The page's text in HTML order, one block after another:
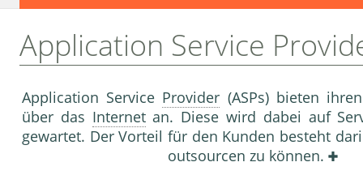
Application Service
Application Service Provider (ASPs) bieten
über das Internetan. Diese wird dabei auf
gewartet. Der Vorteil für den Kunden besteht
outsourcen zu können.